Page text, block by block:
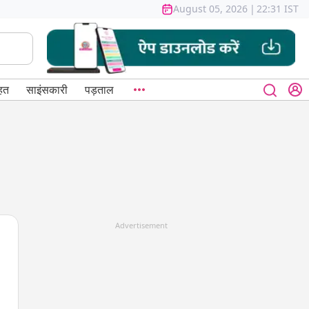
August 05, 2026 | 22:31 IST
साइंसकारी पड़ताल
Advertisement